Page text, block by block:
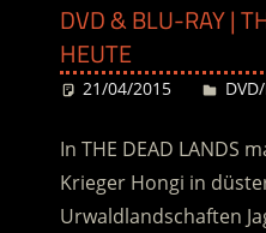
DVD & BLU-RAY |
HEUTE
21/04/2015
In THE DEAD LANDS
Krieger Hongi in
Urwaldlandschaften